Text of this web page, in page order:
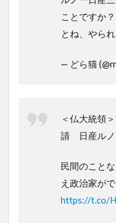
ことですか
とね、やら
— どら猫
＜仏大統領
請 日産ルノ
民間のこと
え政治家が
https://t.co/